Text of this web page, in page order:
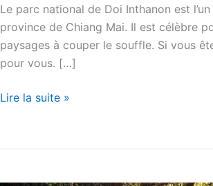
Le parc national de Doi Inthanon est
province de Chiang Mai. Il est célèbre
paysages à couper le souffle. Si vous
pour vous. […]
Lire la suite »